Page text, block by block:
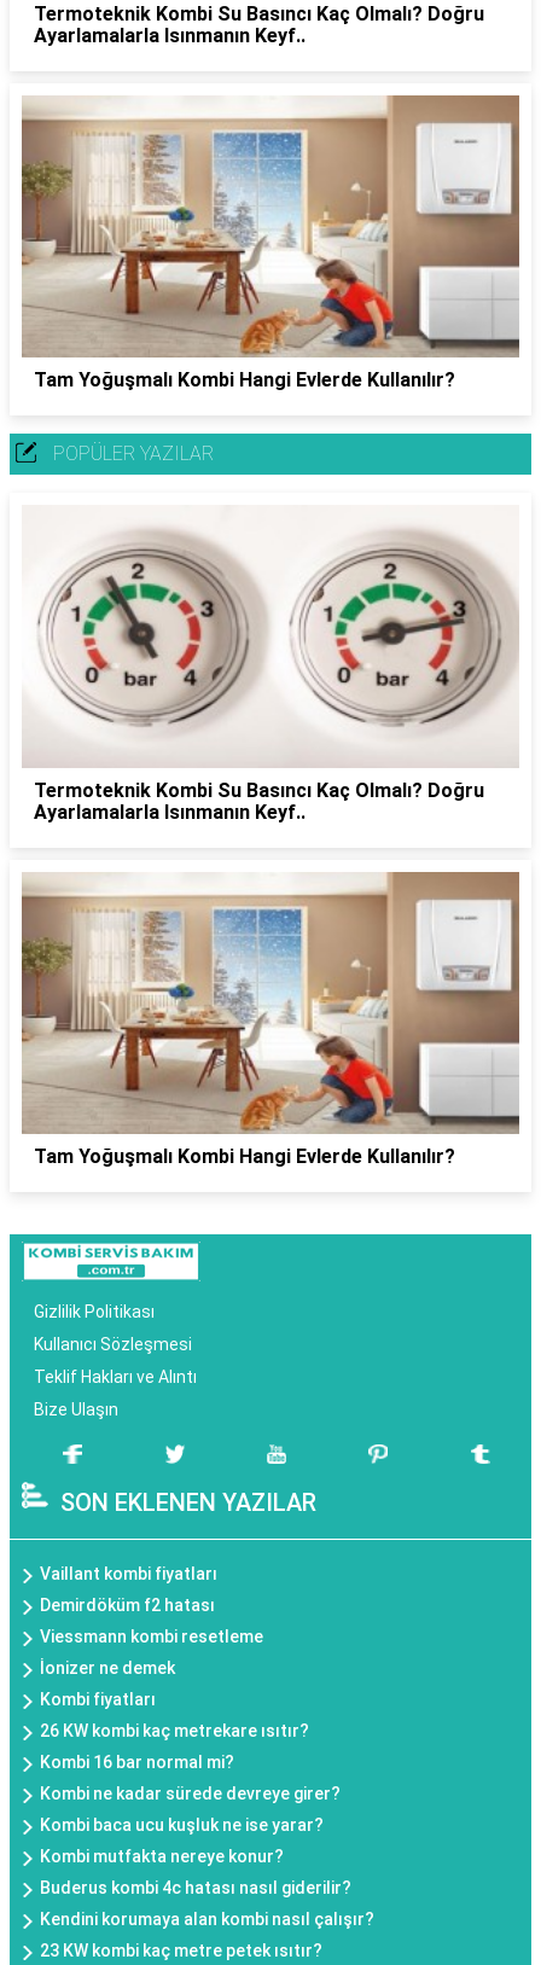
Termoteknik Kombi Su Basıncı Kaç Olmalı? Doğru
Ayarlamalarla Isınmanın Keyf..
Tam Yoğuşmalı Kombi Hangi Evlerde Kullanılır?
POPÜLER YAZILAR
Termoteknik Kombi Su Basıncı Kaç Olmalı? Doğru
Ayarlamalarla Isınmanın Keyf..
Tam Yoğuşmalı Kombi Hangi Evlerde Kullanılır?
Gizlilik Politikası
Kullanıcı Sözleşmesi
Teklif Hakları ve Alıntı
Bize Ulaşın
SON EKLENEN YAZILAR
Vaillant kombi fiyatları
Demirdöküm f2 hatası
Viessmann kombi resetleme
İonizer ne demek
Kombi fiyatları
26 KW kombi kaç metrekare ısıtır?
Kombi 16 bar normal mi?
Kombi ne kadar sürede devreye girer?
Kombi baca ucu kuşluk ne ise yarar?
Kombi mutfakta nereye konur?
Buderus kombi 4c hatası nasıl giderilir?
Kendini korumaya alan kombi nasıl çalışır?
23 KW kombi kaç metre petek ısıtır?